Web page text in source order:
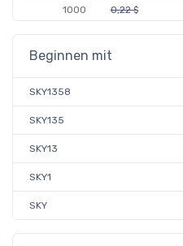
1000
0,22 $
Beginnen mit
SKY1358
SKY135
SKY13
SKY1
SKY